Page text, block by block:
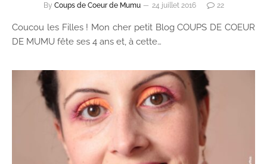
By Coups de Coeur de Mumu 24 juillet 2016 22
Coucou les Filles ! Mon cher petit Blog COUPS DE COEUR
DE MUMU fête ses 4 ans et, à cette…